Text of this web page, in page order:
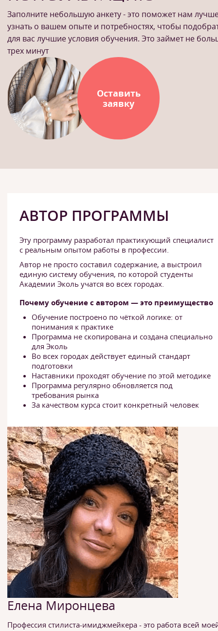
Заполните небольшую анкету - это поможет нам
узнать о вашем опыте и потребностях, чтобы
для вас лучшие условия обучения. Это займет не
трех минут
Оставить
заявку
АВТОР ПРОГРАММЫ
Эту программу разработал практикующий специалист
с реальным опытом работы в профессии.
Автор не просто составил содержание, а выстроил
единую систему обучения, по которой студенты
Академии Эколь учатся во всех городах.
Почему обучение с автором — это преимущество
Обучение построено по чёткой логике: от
понимания к практике
Программа не скопирована и создана специально
для Эколь
Во всех городах действует единый стандарт
подготовки
Наставники проходят обучение по этой методике
Программа регулярно обновляется под
требования рынка
За качеством курса стоит конкретный человек
Елена Миронцева
Профессия стилиста-имиджмейкера - это работа всей